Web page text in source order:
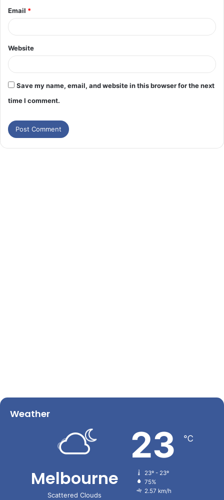
Email *
Website
Save my name, email, and website in this browser for the next
time I comment.
Weather
Melbourne
Scattered Clouds
23 ℃
23º - 23º
75%
2.57 km/h